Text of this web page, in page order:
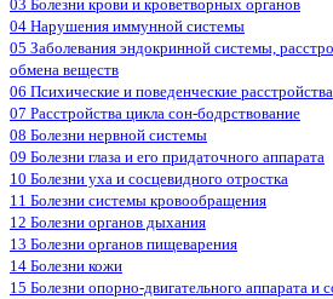
03 Болезни крови и кроветворных органов
04 Нарушения иммунной системы
05 Заболевания эндокринной системы,
обмена веществ
06 Психические и поведенческие расстройства
07 Расстройства цикла сон-бодрствование
08 Болезни нервной системы
09 Болезни глаза и его придаточного аппарата
10 Болезни уха и сосцевидного отростка
11 Болезни системы кровообращения
12 Болезни органов дыхания
13 Болезни органов пищеварения
14 Болезни кожи
15 Болезни опорно-двигательного аппарата и